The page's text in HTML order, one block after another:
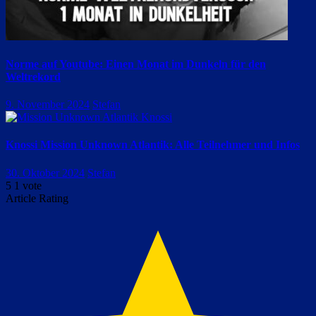
Norme auf Youtube: Einen Monat im Dunkeln für den
Weltrekord
9. November 2024 Stefan
Knossi Mission Unknown Atlantik: Alle Teilnehmer und Infos
30. Oktober 2024 Stefan
5 1 vote
Article Rating